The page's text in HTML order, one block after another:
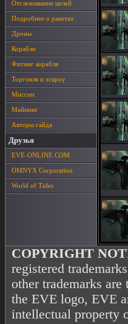
Отслеживание целей
Подробнее о ракетах
Дроны
Корабли
Фитинг корабля
Торговля и эскроу
Миссии
Майнинг
Авторы гайда
Друзья
EVE-ONLINE.COM
OMNYX Corporation
World of Tides
COPYRIGHT
registered
other trademarks
the EVE logo, EVE
intellectual property